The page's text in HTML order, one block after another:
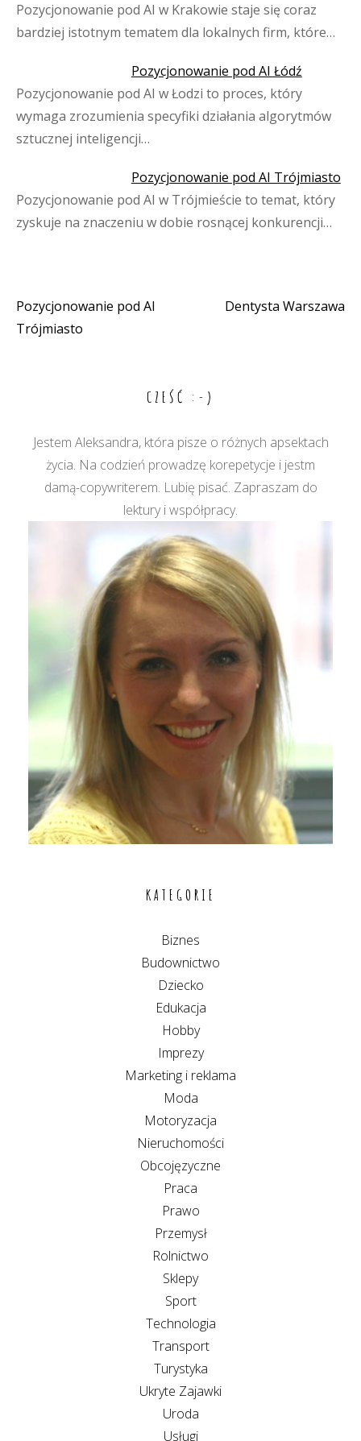
Pozycjonowanie pod AI w Krakowie staje się coraz
bardziej istotnym tematem dla lokalnych firm, które…
Pozycjonowanie pod AI Łódź
Pozycjonowanie pod AI w Łodzi to proces, który
wymaga zrozumienia specyfiki działania algorytmów
sztucznej inteligencji…
Pozycjonowanie pod AI Trójmiasto
Pozycjonowanie pod AI w Trójmieście to temat, który
zyskuje na znaczeniu w dobie rosnącej konkurencji…
Nawigacja
Pozycjonowanie pod AI
Trójmiasto
Dentysta Warszawa
CZEŚĆ :-)
Jestem Aleksandra, która pisze o różnych apsektach
życia. Na codzień prowadzę korepetycje i jestm
damą-copywriterem. Lubię pisać. Zapraszam do
lektury i współpracy.
KATEGORIE
Biznes
Budownictwo
Dziecko
Edukacja
Hobby
Imprezy
Marketing i reklama
Moda
Motoryzacja
Nieruchomości
Obcojęzyczne
Praca
Prawo
Przemysł
Rolnictwo
Sklepy
Sport
Technologia
Transport
Turystyka
Ukryte Zajawki
Uroda
Usługi